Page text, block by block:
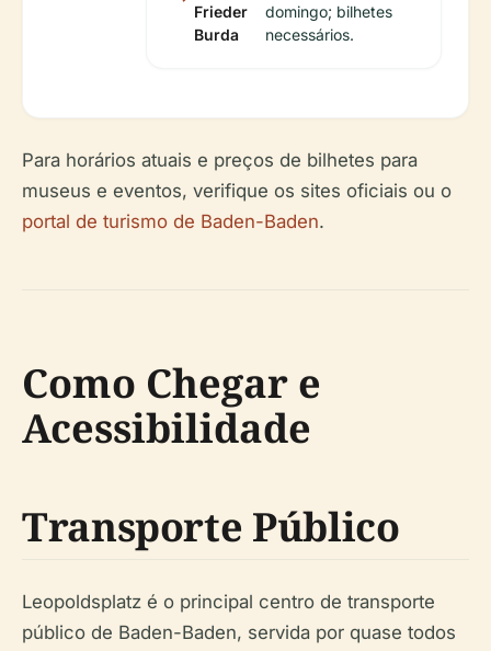
Frieder
Burda
domingo; bilhetes
necessários.
Para horários atuais e preços de bilhetes para
museus e eventos, verifique os sites oficiais ou o
portal de turismo de Baden-Baden.
Como Chegar e
Acessibilidade
Transporte Público
Leopoldsplatz é o principal centro de transporte
público de Baden-Baden, servida por quase todos